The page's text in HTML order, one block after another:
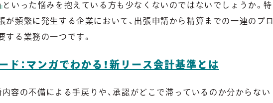
といった悩みを抱えている方も少なくないのではないでしょうか。特
が頻繁に発生する企業において、出張申請から精算までの一連のプロ
する業務の一つです。
ド：マンガでわかる！新リース会計基準とは
容の不備による手戻りや、承認がどこで滞っているのか分からない